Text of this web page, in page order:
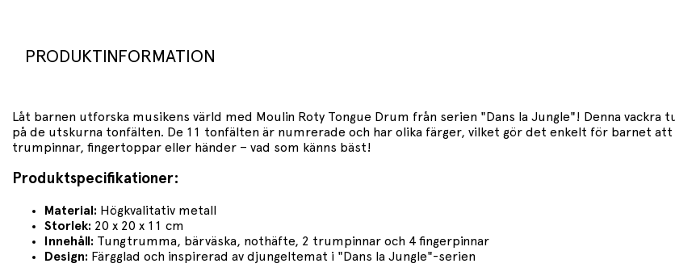
PRODUKTINFORMATION
Låt barnen utforska musikens värld med Moulin Roty Tongue Drum från serien "Dans la Jungle"! Denna
på de utskurna tonfälten. De 11 tonfälten är numrerade och har olika färger, vilket gör det enkelt för barnet
trumpinnar, fingertoppar eller händer – vad som känns bäst!
Produktspecifikationer:
Material: Högkvalitativ metall
Storlek: 20 x 20 x 11 cm
Innehåll: Tungtrumma, bärväska, nothäfte, 2 trumpinnar och 4 fingerpinnar
Design: Färgglad och inspirerad av djungeltemat i "Dans la Jungle"-serien